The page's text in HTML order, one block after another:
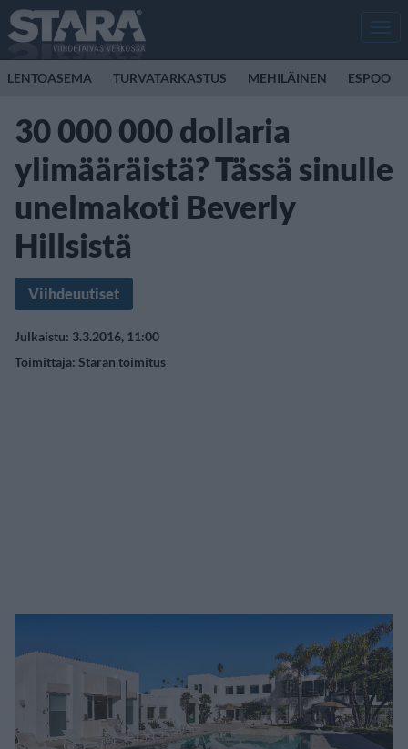
LENTOASEMA TURVATARKASTUS MEHILÄINEN ESPOO
30 000 000 dollaria
ylimääräistä? Tässä sinulle
unelmakoti Beverly
Hillsistä
Viihdeuutiset
Julkaistu: 3.3.2016, 11:00
Toimittaja: Staran toimitus